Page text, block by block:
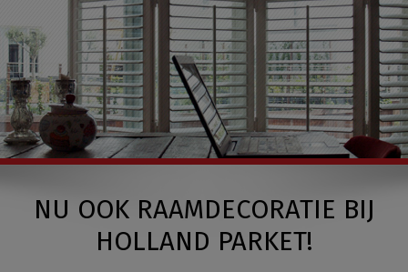
NU OOK RAAMDECORATIE BIJ
HOLLAND PARKET!